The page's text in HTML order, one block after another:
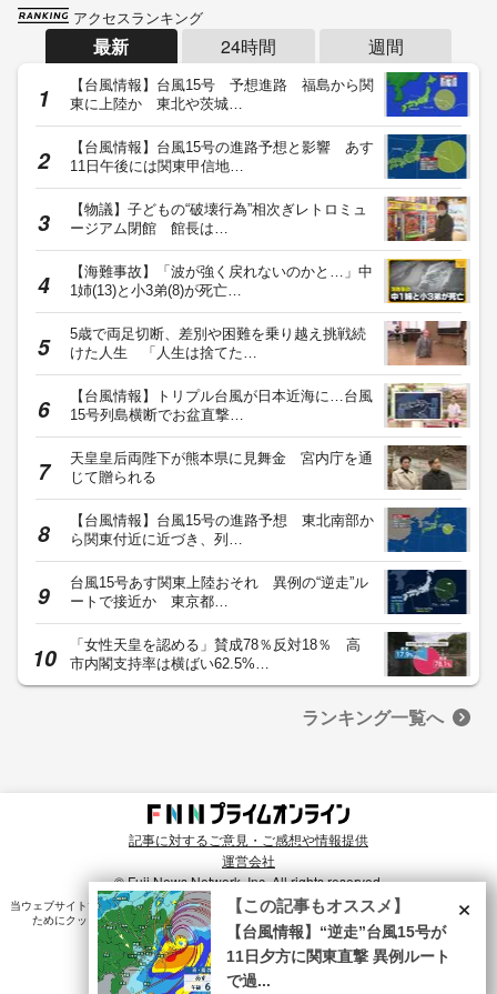
ランキング一覧へ
記事に対するご意見・ご感想や情報提供
運営会社
© Fuji News Network, Inc. All rights reserved.
当ウェブサイトでは、ユーザのニーズ・興味・関⼼に合致したコンテンツや広告配信を提供する
ためにクッキーを使⽤しています。詳細は、プライバシーポリシーをご確認ください。
×
【この記事もオススメ】
【台風情報】“逆走”台風15号が
11日夕方に関東直撃 異例ルート
で過...